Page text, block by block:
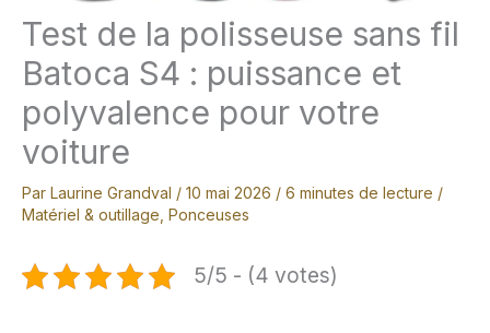
Test de la polisseuse sans fil
Batoca S4 : puissance et
polyvalence pour votre
voiture
Par Laurine Grandval / 10 mai 2026 / 6 minutes de lecture /
Matériel & outillage Ponceuses
5/5 - (4 votes)